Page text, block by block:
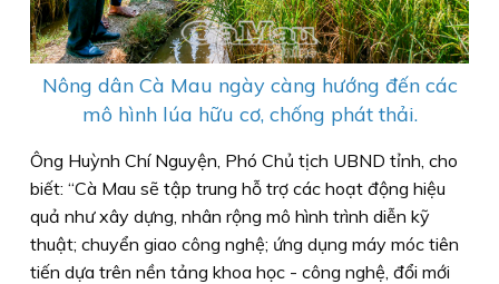
Nông dân Cà Mau ngày càng hướng đến các
mô hình lúa hữu cơ, chống phát thải.
Ông Huỳnh Chí Nguyện, Phó Chủ tịch UBND tỉnh, cho
biết: “Cà Mau sẽ tập trung hỗ trợ các hoạt động hiệu
quả như xây dựng, nhân rộng mô hình trình diễn kỹ
thuật; chuyển giao công nghệ; ứng dụng máy móc tiên
tiến dựa trên nền tảng khoa học - công nghệ, đổi mới